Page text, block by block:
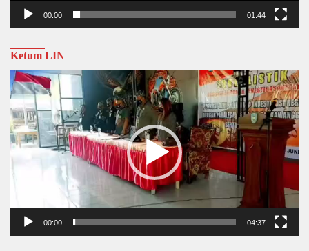
00:00 01:44
Ketum LIN
Video
Player
00:00 04:37